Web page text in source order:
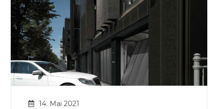
14. Mai 2021